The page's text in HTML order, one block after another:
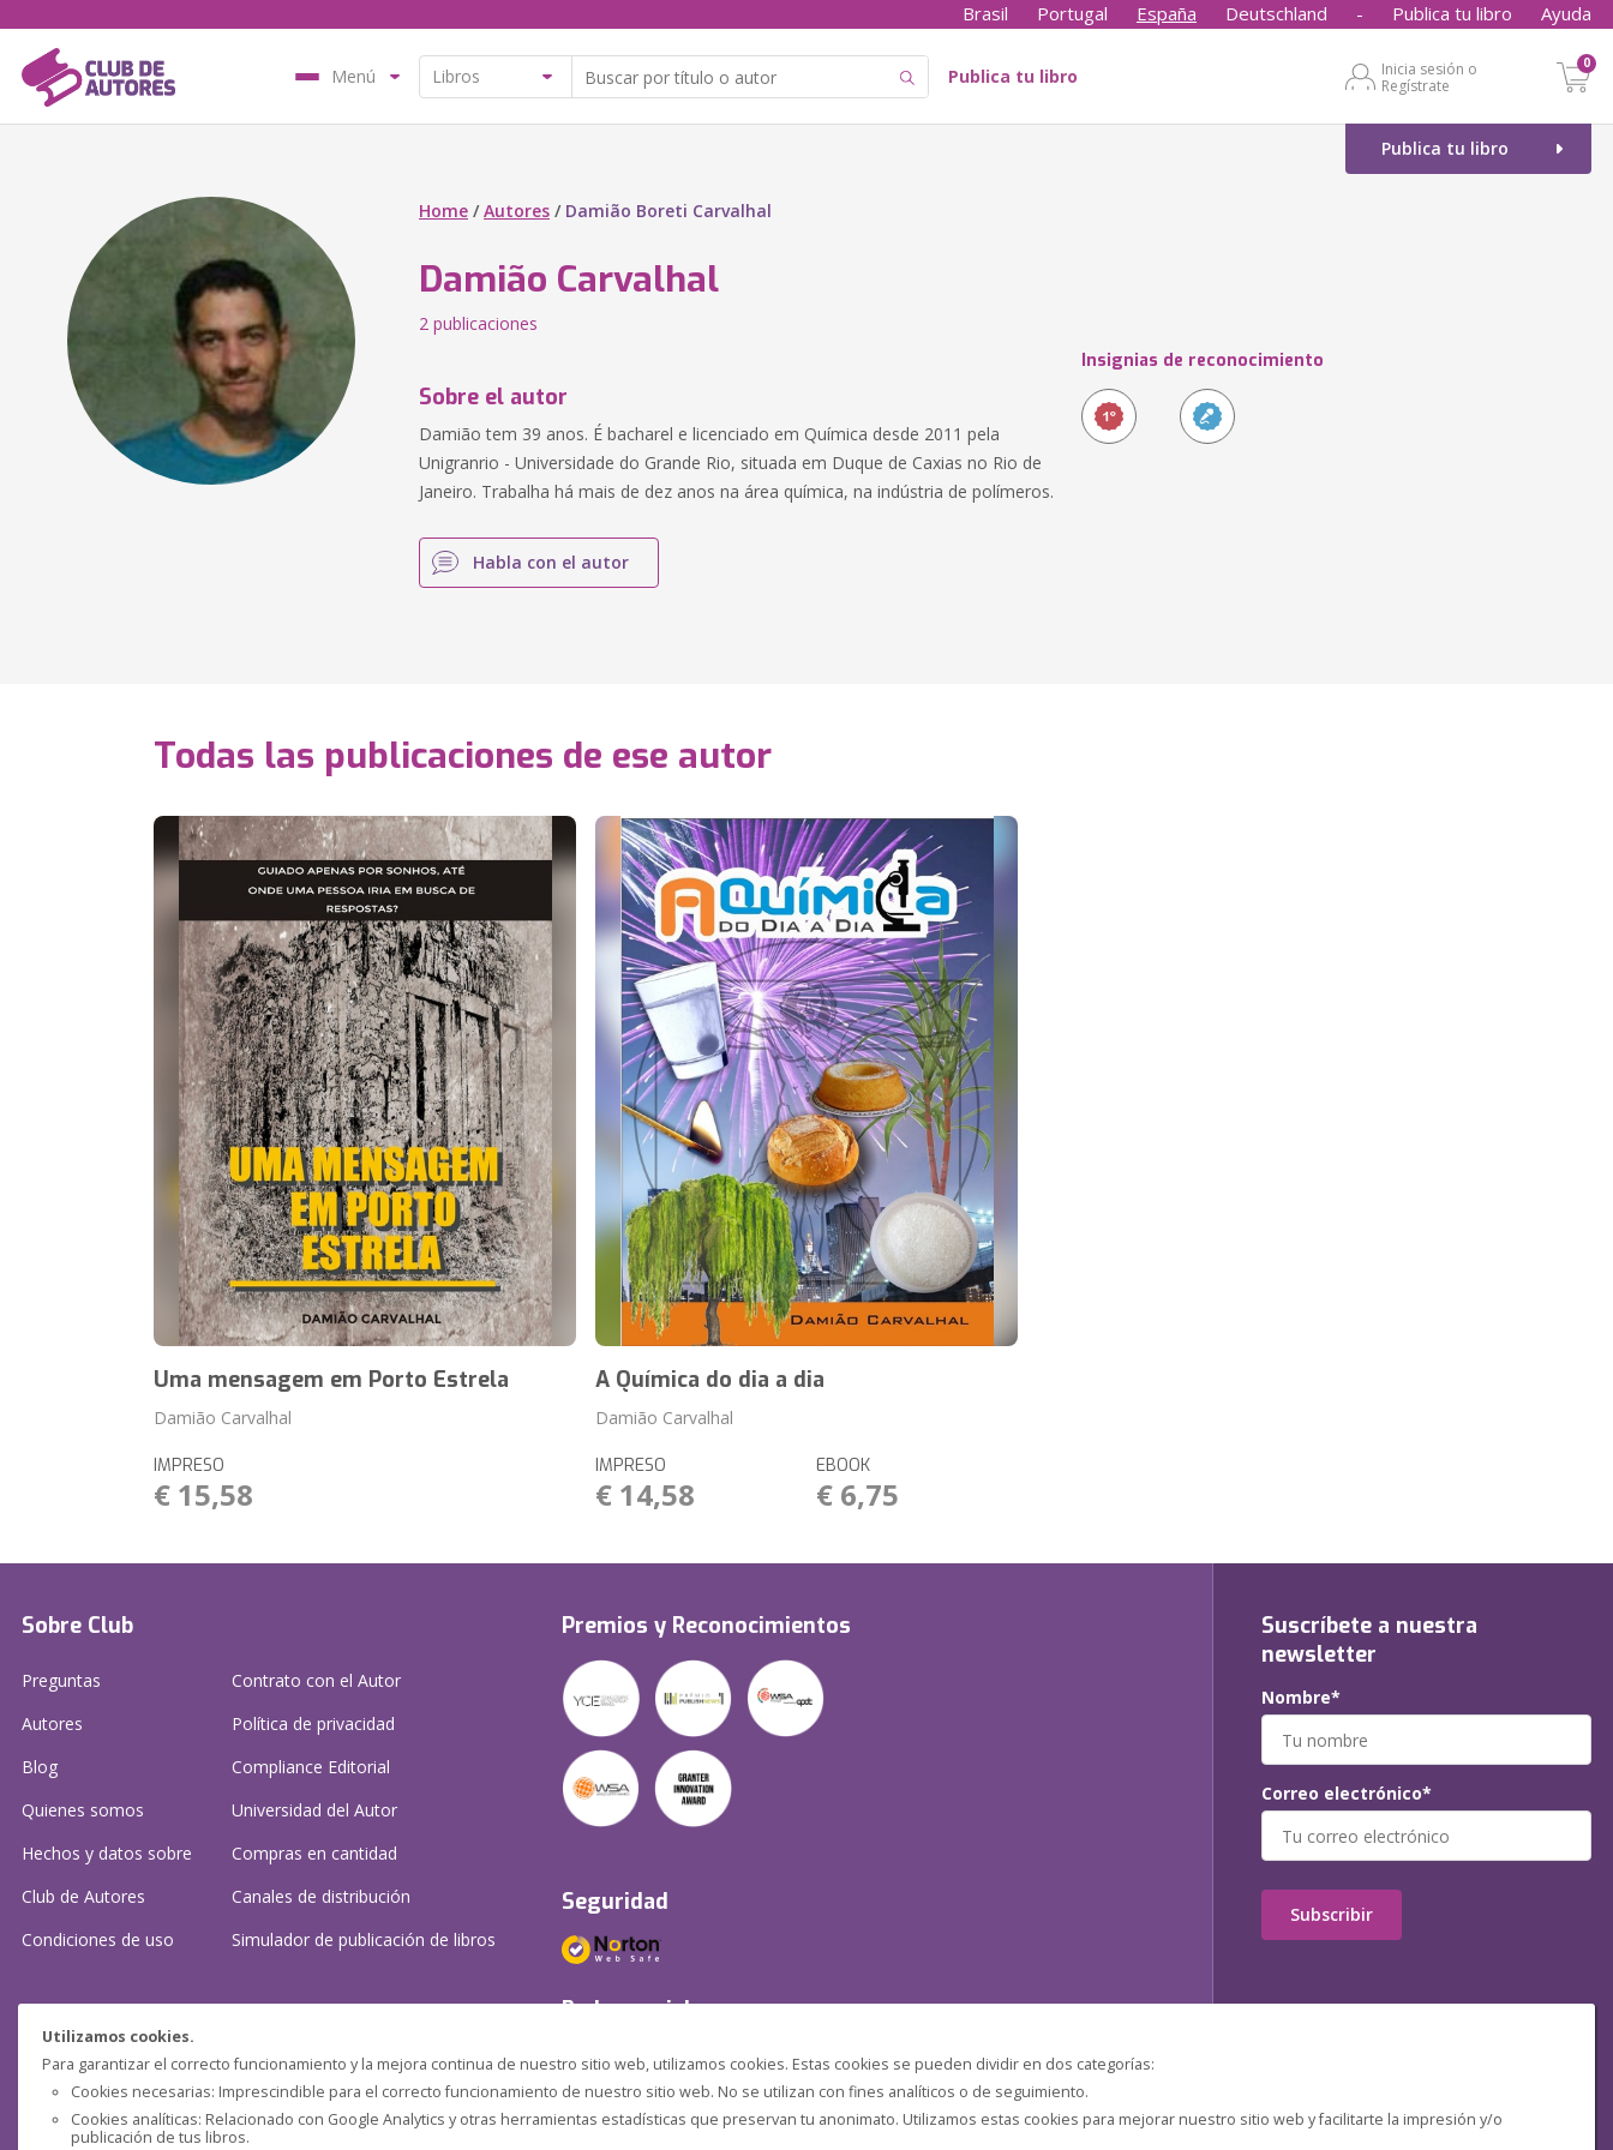
Utilizamos cookies.
Para garantizar el correcto funcionamiento y la mejora continua de nuestro sitio web, utilizamos cookies. Estas cookies se pueden dividir en dos categorías:
Cookies necesarias: Imprescindible para el correcto funcionamiento de nuestro sitio web. No se utilizan con fines analíticos o de seguimiento.
Cookies analíticas: Relacionado con Google Analytics y otras herramientas estadísticas que preservan tu anonimato. Utilizamos estas cookies para mejorar nuestro sitio web y facilitarte la impresión y/o
publicación de tus libros.
Brasil Portugal España Deutschland - Publica tu libro Ayuda
Menú Publica tu libro
Inicia sesión o
Regístrate
0
Publica tu libro
Home /Autores / Damião Boreti Carvalhal
Damião Carvalhal
2 publicaciones
Sobre el autor
Damião tem 39 anos. É bacharel e licenciado em Química desde 2011 pela
Unigranrio - Universidade do Grande Rio, situada em Duque de Caxias no Rio de
Janeiro. Trabalha há mais de dez anos na área química, na indústria de polímeros.
Habla con el autor
Insignias de reconocimiento
Todas las publicaciones de ese autor
Uma mensagem em Porto Estrela
Damião Carvalhal
IMPRESO
€ 15,58
A Química do dia a dia
Damião Carvalhal
IMPRESO
€ 14,58
EBOOK
€ 6,75
Sobre Club
Preguntas
Autores
Blog
Quienes somos
Hechos y datos sobre
Club de Autores
Condiciones de uso
Contrato con el Autor
Política de privacidad
Compliance Editorial
Universidad del Autor
Compras en cantidad
Canales de distribución
Simulador de publicación de libros
¿Necesitas ayuda?
Preguntas frecuentes
Contacta con nosotros: (contacto@clubdeautores.com )
Premios y Reconocimientos
Seguridad
Redes sociales
Suscríbete a nuestra
newsletter
Nombre*
Correo electrónico*
Subscribir